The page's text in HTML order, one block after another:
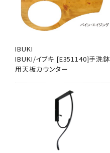
IBUKI
IBUKI/イブキ [E351140]手洗鉢
用天板カウンター